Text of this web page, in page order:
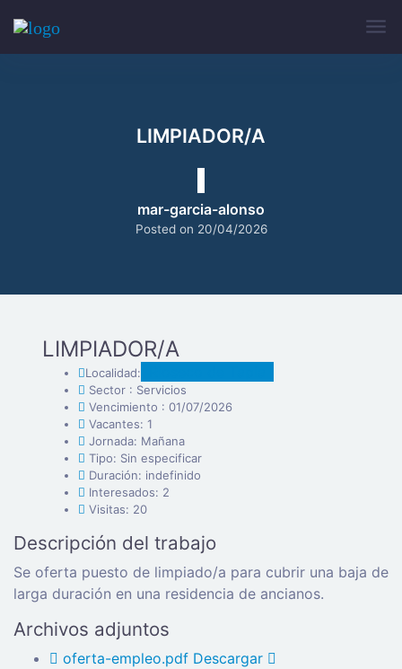
LIMPIADOR/A
Posted on 20/04/2026
mar-garcia-alonso
LIMPIADOR/A
Localidad:
Sector : Servicios
Vencimiento : 01/07/2026
Vacantes: 1
Jornada: Mañana
Tipo: Sin especificar
Duración: indefinido
Interesados: 2
Visitas: 20
Descripción del trabajo
Se oferta puesto de limpiado/a para cubrir una baja de
larga duración en una residencia de ancianos.
Archivos adjuntos
oferta-empleo.pdf Descargar